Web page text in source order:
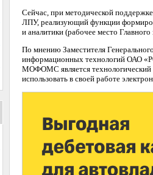
Сейчас, при методической
ЛПУ, реализующий функции
и аналитики (рабочее место Главного
По мнению Заместителя
информационных технологий ОАО
МОФОМС является технологический
использовать в своей работе